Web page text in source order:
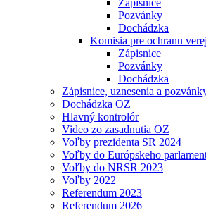
Zápisnice
Pozvánky
Dochádzka
Komisia pre ochranu
Zápisnice
Pozvánky
Dochádzka
Zápisnice, uznesenia a
Dochádzka OZ
Hlavný kontrolór
Video zo zasadnutia OZ
Voľby prezidenta SR 2024
Voľby do Európskeho
Voľby do NRSR 2023
Voľby 2022
Referendum 2023
Referendum 2026